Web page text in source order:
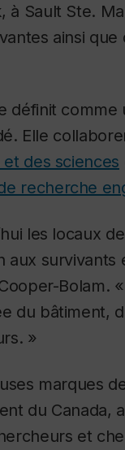
à Sault Ste.
ainsi que
définit
Elle
des sciences
recherche
les locaux
aux
Bolam.
bâtiment,
»
marques
du Canada,
et